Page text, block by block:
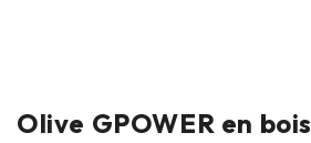
Olive GPOWER en bois